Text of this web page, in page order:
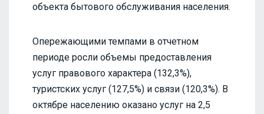
объекта бытового обслуживания населения.
Опережающими темпами в отчетном
периоде росли объемы предоставления
услуг правового характера (132,3%),
туристских услуг (127,5%) и связи (120,3%). В
октябре населению оказано услуг на 2,5